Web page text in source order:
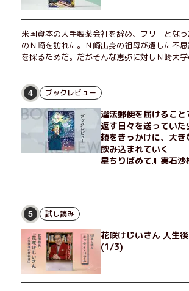
米国資本の大手製薬会社を辞め、フリーとな
のＮ崎を訪れた。Ｎ崎出身の祖母が遺した不
を探るためだ。だがそんな恵弥に対しＮ崎大
恵弥は、まるで影のような存在の博士とまみえ
か？ そして、唄の歌詞「かたむくマリア」に
は？ 謎めいたラストが鮮烈な余韻を残すシ
4 ブックレビュー
違法郵便を届けること
返す日々を送ってい
頼をきっかけに、大き
飲み込まれていく──
星ちりばめて』実石沙
5 試し読み
花咲けじいさん 人生
(1/3)